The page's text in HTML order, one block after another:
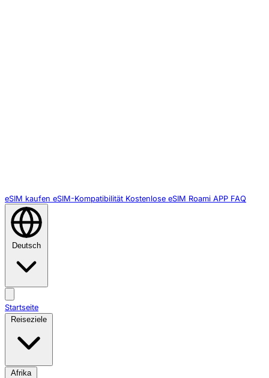
eSIM kaufen eSIM-Kompatibilität Kostenlose eSIM Roami APP FAQ
Deutsch
Startseite
Reiseziele
Afrika